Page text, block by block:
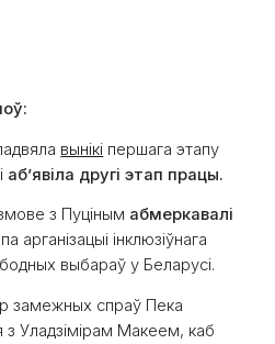
вынікі першага этапу
аб’явіла другі этап працы.
з Пуціным абмеркавалі
арганізацыі інклюзіўнага
выбараў у Беларусі.
замежных спраў Пека
з Уладзімірам Макеем, каб